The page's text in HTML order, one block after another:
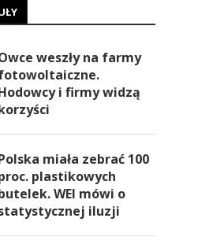
weszły na farmy
i firmy widzą
miała zebrać 100
plastikowych
WEI mówi o
iluzji